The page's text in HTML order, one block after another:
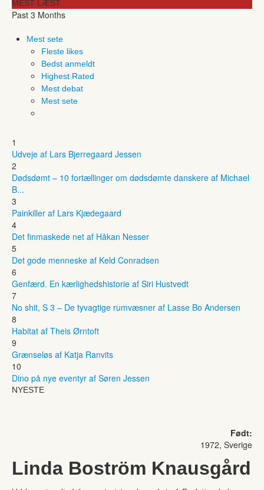
MEST LÆST
Past 3 Months
Mest sete
Fleste likes
Bedst anmeldt
Highest Rated
Mest debat
Mest sete
1
Udveje af Lars Bjerregaard Jessen
2
Dødsdømt – 10 fortællinger om dødsdømte danskere af Michael
B...
3
Painkiller af Lars Kjædegaard
4
Det finmaskede net af Håkan Nesser
5
Det gode menneske af Keld Conradsen
6
Genfærd. En kærlighedshistorie af Siri Hustvedt
7
No shit, S 3 – De tyvagtige rumvæsner af Lasse Bo Andersen
8
Habitat af Theis Ørntoft
9
Grænseløs af Katja Ranvits
10
Dino på nye eventyr af Søren Jessen
NYESTE
Født:
1972, Sverige
Linda Boström Knausgård